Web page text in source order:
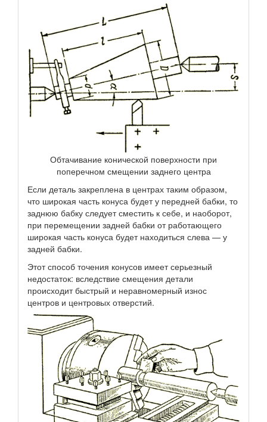
Обтачивание конической поверхности при
поперечном смещении заднего центра
Если деталь закреплена в центрах таким образом,
что широкая часть конуса будет у передней бабки, то
заднюю бабку следует сместить к себе, и наоборот,
при перемещении задней бабки от работающего
широкая часть конуса будет находиться слева — у
задней бабки.
Этот способ точения конусов имеет серьезный
недостаток: вследствие смещения детали
происходит быстрый и неравномерный износ
центров и центровых отверстий.